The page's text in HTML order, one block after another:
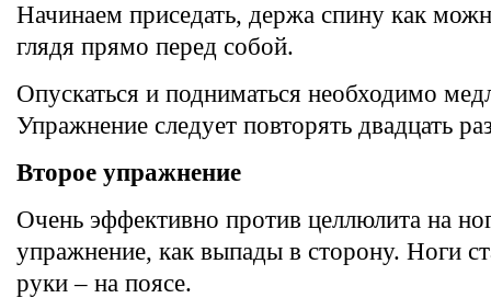
Начинаем приседать, держа спину как
глядя прямо перед собой.
Опускаться и подниматься необходимо
Упражнение следует повторять двадцать
Второе упражнение
Очень эффективно против целлюлита на
упражнение, как выпады в сторону. Ноги
руки – на поясе.